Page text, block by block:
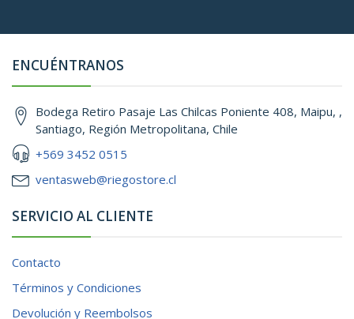
ENCUÉNTRANOS
Bodega Retiro Pasaje Las Chilcas Poniente 408, Maipu, ,
Santiago, Región Metropolitana, Chile
+569 3452 0515
ventasweb@riegostore.cl
SERVICIO AL CLIENTE
Contacto
Términos y Condiciones
Devolución y Reembolsos